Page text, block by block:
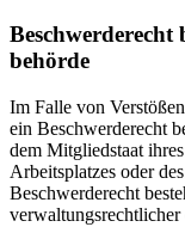
behörde
Im Falle von
ein Beschwerderecht
dem Mitgliedstaat
Arbeitsplatzes oder
Beschwerderecht